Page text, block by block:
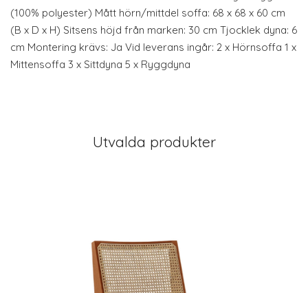
(100% polyester) Mått hörn/mittdel soffa: 68 x 68 x 60 cm
(B x D x H) Sitsens höjd från marken: 30 cm Tjocklek dyna: 6
cm Montering krävs: Ja Vid leverans ingår: 2 x Hörnsoffa 1 x
Mittensoffa 3 x Sittdyna 5 x Ryggdyna
Utvalda produkter